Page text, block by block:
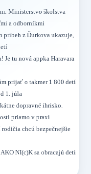
Ministerstvo školstva
a odborníkmi
príbeh z Ďurkova ukazuje,
Je tu nová appka Haravara
prijať o takmer 1 800 detí
1. júla
dopravné ihrisko.
priamo v praxi
chcú bezpečnejšie
NI(c)K sa obracajú deti